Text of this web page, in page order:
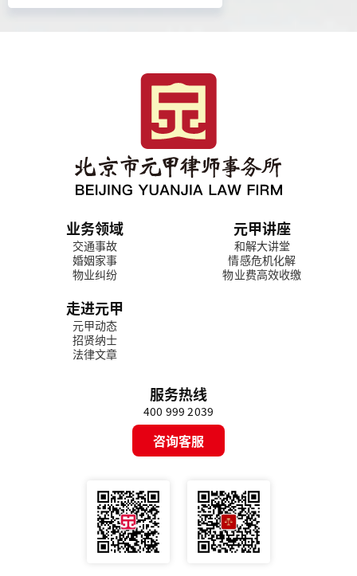
业务领域
交通事故
婚姻家事
物业纠纷
元甲讲座
和解大讲堂
情感危机化解
物业费高效收缴
走进元甲
元甲动态
招贤纳士
法律文章
服务热线
400 999 2039
咨询客服